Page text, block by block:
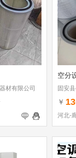
材有限公司
空分
固安
￥
河北-